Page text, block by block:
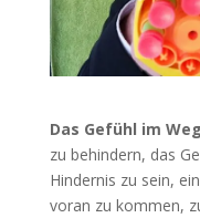
Das Gefühl im
zu behindern, das
Hindernis zu sein,
voran zu kommen,